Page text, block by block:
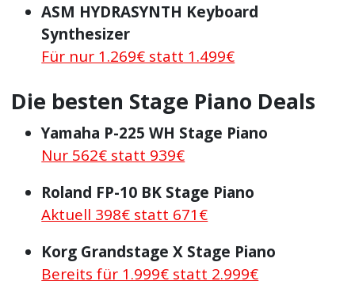
ASM HYDRASYNTH Keyboard
Synthesizer
Für nur 1.269€ statt 1.499€
Die besten Stage Piano Deals
Yamaha P-225 WH Stage Piano
Nur 562€ statt 939€
Roland FP-10 BK Stage Piano
Aktuell 398€ statt 671€
Korg Grandstage X Stage Piano
Bereits für 1.999€ statt 2.999€